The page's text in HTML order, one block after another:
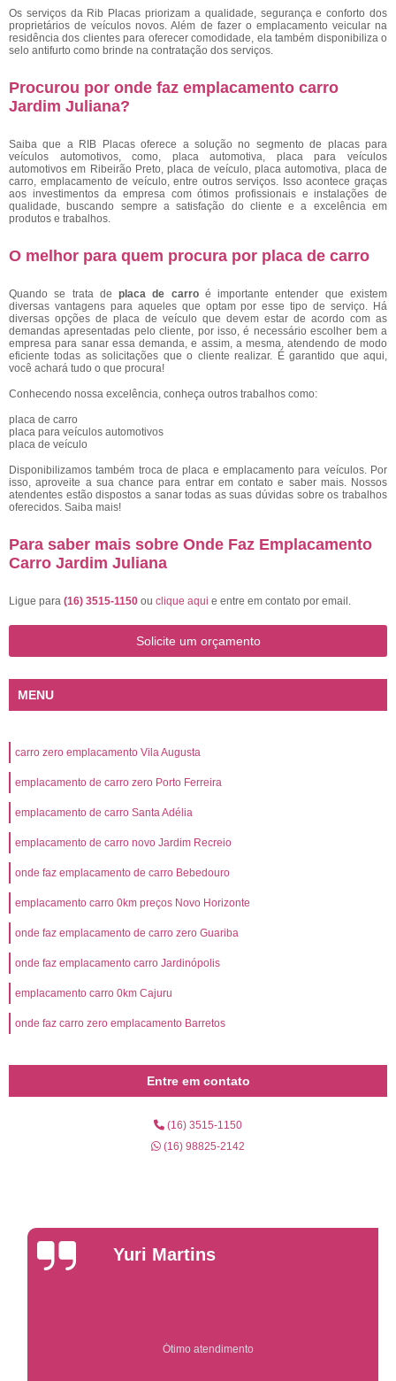
Os serviços da Rib Placas priorizam a qualidade, segurança e conforto dos
proprietários de veículos novos. Além de fazer o emplacamento veicular na
residência dos clientes para oferecer comodidade, ela também disponibiliza o
selo antifurto como brinde na contratação dos serviços.
Procurou por onde faz emplacamento carro
Jardim Juliana?
Saiba que a RIB Placas oferece a solução no segmento de placas para
veículos automotivos, como, placa automotiva, placa para veículos
automotivos em Ribeirão Preto, placa de veículo, placa automotiva, placa de
carro, emplacamento de veículo, entre outros serviços. Isso acontece graças
aos investimentos da empresa com ótimos profissionais e instalações de
qualidade, buscando sempre a satisfação do cliente e a excelência em
produtos e trabalhos.
O melhor para quem procura por placa de carro
Quando se trata deplaca de carroé importante entender que existem
diversas vantagens para aqueles que optam por esse tipo de serviço. Há
diversas opções de placa de veículo que devem estar de acordo com as
demandas apresentadas pelo cliente, por isso, é necessário escolher bem a
empresa para sanar essa demanda, e assim, a mesma, atendendo de modo
eficiente todas as solicitações que o cliente realizar. É garantido que aqui,
você achará tudo o que procura!
Conhecendo nossa excelência, conheça outros trabalhos como:
placa de carro
placa para veículos automotivos
placa de veículo
Disponibilizamos também troca de placa e emplacamento para veículos. Por
isso, aproveite a sua chance para entrar em contato e saber mais. Nossos
atendentes estão dispostos a sanar todas as suas dúvidas sobre os trabalhos
oferecidos. Saiba mais!
Para saber mais sobre Onde Faz Emplacamento
Carro Jardim Juliana
Ligue para (16) 3515-1150 ou clique aqui e entre em contato por email.
Solicite um orçamento
MENU
carro zero emplacamento Vila Augusta
emplacamento de carro zero Porto Ferreira
emplacamento de carro Santa Adélia
emplacamento de carro novo Jardim Recreio
onde faz emplacamento de carro Bebedouro
emplacamento carro 0km preços Novo Horizonte
onde faz emplacamento de carro zero Guariba
onde faz emplacamento carro Jardinópolis
emplacamento carro 0km Cajuru
onde faz carro zero emplacamento Barretos
Entre em contato
(16) 3515-1150
(16) 98825-2142
Yuri Martins
Ótimo atendimento